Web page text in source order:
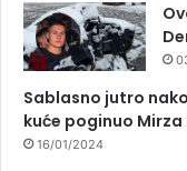
Sablasno jutro
kuće poginuo
16/01/2024